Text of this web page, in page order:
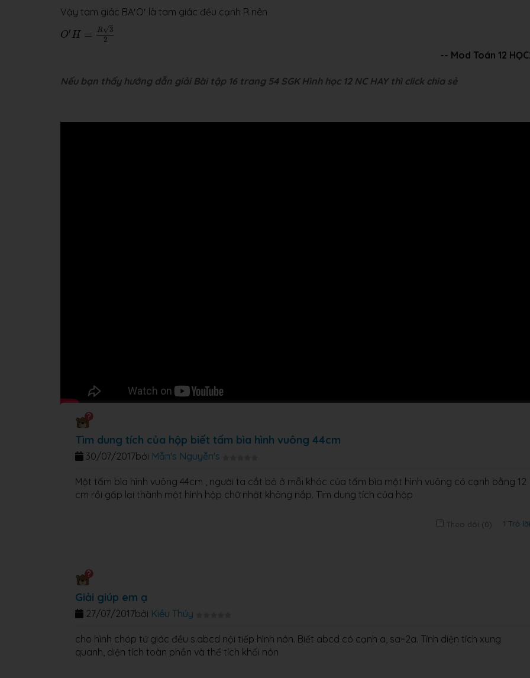
Vậy tam giác BA′O′ là tam giác đều cạnh R nên
O′ H = R √3
2
2
-- Mod Toán 12
Nếu bạn thấy hướng dẫn giải Bài tập 16 trang 54 SGK Hình học 12 NC HAY thì click chia sẻ
Tìm dung tích của hộp biết tấm bìa hình vuông 44cm
bởi Mẫn's Nguyễn's
30/07/2017
Một tấm bìa hình vuông 44cm , người ta cắt bỏ ở mỗi khóc của tấm bìa một hình vuông có cạnh bằng 12
cm rồi gấp lại thành một hình hộp chữ nhật không nắp. Tìm dung tích của hộp
Theo dõi (0) 1 Trả lời
Giải giúp em ạ
bởi Kiều Thúy
27/07/2017
cho hình chóp tứ giác đều s.abcd nội tiếp hình nón. Biết abcd có cạnh a, sa=2a. Tính diện tích xung
quanh, diện tích toàn phần và thể tích khối nón